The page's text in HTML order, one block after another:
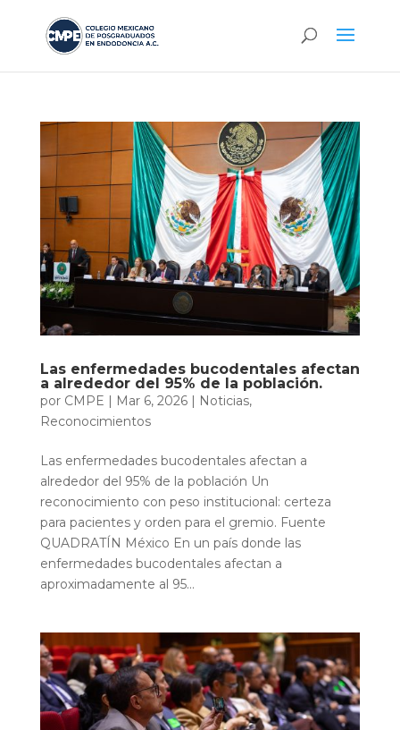
Las enfermedades bucodentales afectan
a alrededor del 95% de la población.
por CMPE | Mar 6, 2026| Noticias,
Reconocimientos
Las enfermedades bucodentales afectan a
alrededor del 95% de la población Un
reconocimiento con peso institucional: certeza
para pacientes y orden para el gremio. Fuente
QUADRATÍN México En un país donde las
enfermedades bucodentales afectan a
aproximadamente al 95...